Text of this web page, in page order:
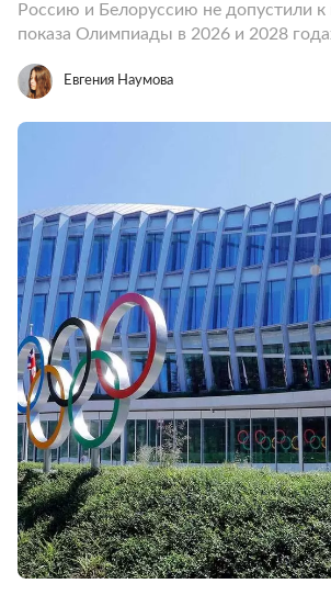
Россию и Белоруссию не допустили к
показа Олимпиады в 2026 и 2028
Евгения Наумова